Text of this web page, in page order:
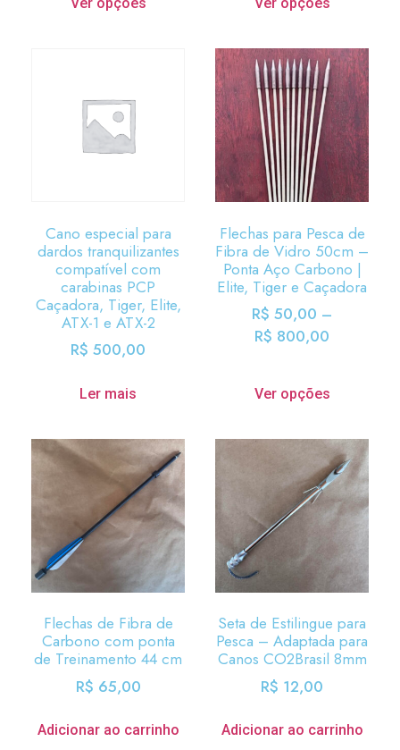
Cano especial para
dardos tranquilizantes
compatível com
carabinas PCP
Caçadora, Tiger, Elite,
ATX-1 e ATX-2
R$ 500,00
Ler mais
Flechas para Pesca de
Fibra de Vidro 50cm –
Ponta Aço Carbono |
Elite, Tiger e Caçadora
R$ 50,00 –
R$ 800,00
Ver opções
Flechas de Fibra de
Carbono com ponta
de Treinamento 44 cm
R$ 65,00
Adicionar ao carrinho
Seta de Estilingue para
Pesca – Adaptada para
Canos CO2Brasil 8mm
R$ 12,00
Adicionar ao carrinho